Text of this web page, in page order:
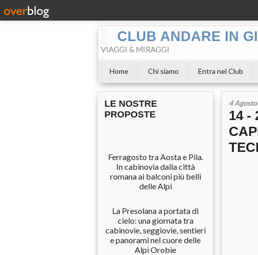
CLUB ANDARE IN
VIAGGI & MIRAGGI
Home Chi siamo Entra nel Club
LE NOSTRE
PROPOSTE
Ferragosto tra Aosta e Pila.
In cabinovia dalla città
romana ai balconi più belli
delle Alpi
La Presolana a portata di
cielo: una giornata tra
cabinovie, seggiovie, sentieri
e panorami nel cuore delle
Alpi Orobie
4
14 -